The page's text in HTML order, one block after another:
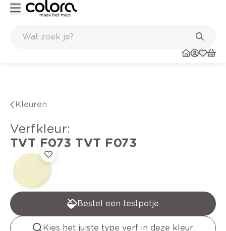
Kleuren
verfkleur:
TVT F073 TVT F073
Bestel een testpotje
Kies het juiste type verf in deze kleur